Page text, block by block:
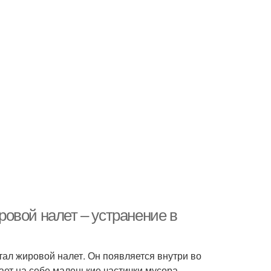
налет – устранение в
жировой налет. Он появляется внутри во